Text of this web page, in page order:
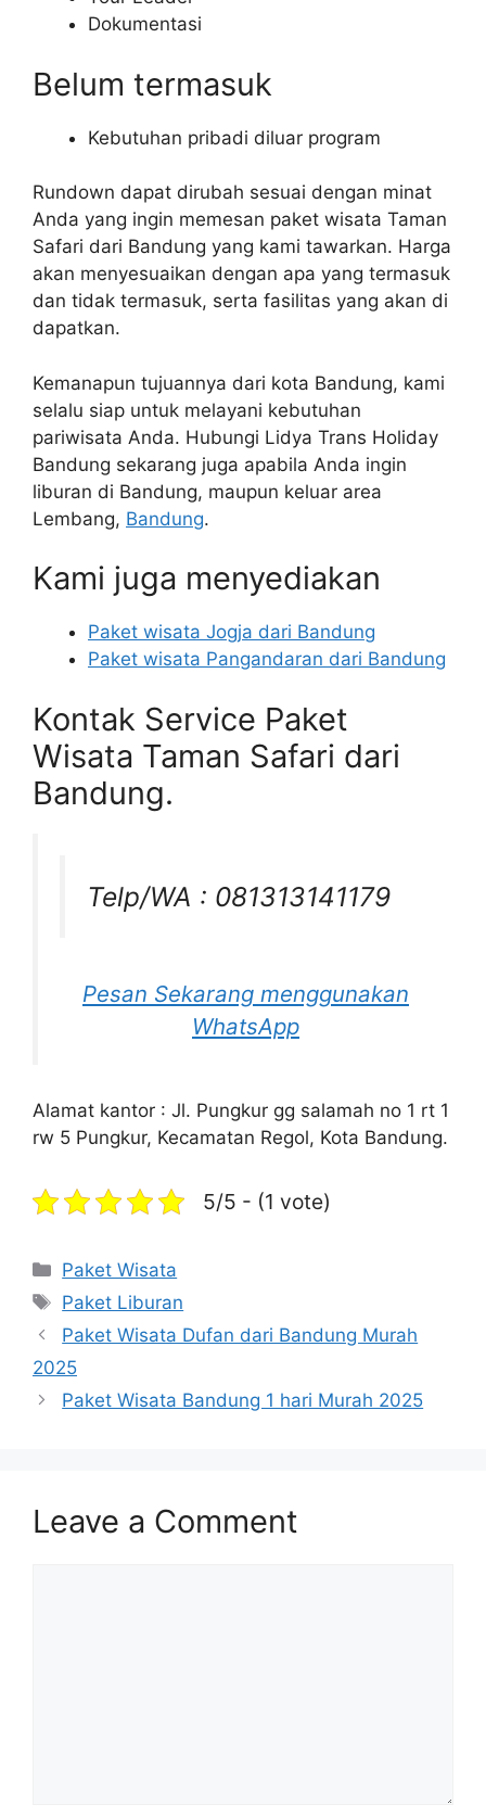
Dokumentasi
Belum termasuk
Kebutuhan pribadi diluar program
Rundown dapat dirubah sesuai dengan minat
Anda yang ingin memesan paket wisata Taman
Safari dari Bandung yang kami tawarkan. Harga
akan menyesuaikan dengan apa yang termasuk
dan tidak termasuk, serta fasilitas yang akan di
dapatkan.
Kemanapun tujuannya dari kota Bandung, kami
selalu siap untuk melayani kebutuhan
pariwisata Anda. Hubungi Lidya Trans Holiday
Bandung sekarang juga apabila Anda ingin
liburan di Bandung, maupun keluar area
Lembang, Bandung.
Kami juga menyediakan
Paket wisata Jogja dari Bandung
Paket wisata Pangandaran dari Bandung
Kontak Service Paket
Wisata Taman Safari dari
Bandung.
Telp/WA : 081313141179
Pesan Sekarang menggunakan
WhatsApp
Alamat kantor : Jl. Pungkur gg salamah no 1 rt 1
rw 5 Pungkur, Kecamatan Regol, Kota Bandung.
5/5 - (1 vote)
Categories
Paket Wisata
Tags
Paket Liburan
Paket Wisata Dufan dari Bandung Murah
2025
Paket Wisata Bandung 1 hari Murah 2025
Leave a Comment